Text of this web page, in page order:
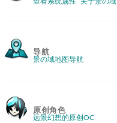
导航
景の域地图导航
原创角色
远景幻想的原创OC